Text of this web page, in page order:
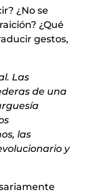
¿No se
¿Qué
gestos,
Las
de una
las
y